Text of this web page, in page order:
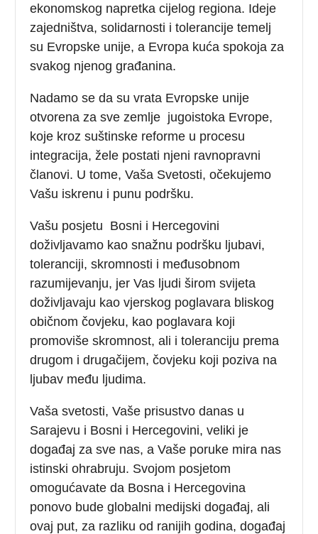
ekonomskog napretka cijelog regiona. Ideje
zajedništva, solidarnosti i tolerancije temelj
su Evropske unije, a Evropa kuća spokoja za
svakog njenog građanina.
Nadamo se da su vrata Evropske unije
otvorena za sve zemlje jugoistoka Evrope,
koje kroz suštinske reforme u procesu
integracija, žele postati njeni ravnopravni
članovi. U tome, Vaša Svetosti, očekujemo
Vašu iskrenu i punu podršku.
Vašu posjetu Bosni i Hercegovini
doživljavamo kao snažnu podršku ljubavi,
toleranciji, skromnosti i međusobnom
razumijevanju, jer Vas ljudi širom svijeta
doživljavaju kao vjerskog poglavara bliskog
običnom čovjeku, kao poglavara koji
promoviše skromnost, ali i toleranciju prema
drugom i drugačijem, čovjeku koji poziva na
ljubav među ljudima.
Vaša svetosti, Vaše prisustvo danas u
Sarajevu i Bosni i Hercegovini, veliki je
događaj za sve nas, a Vaše poruke mira nas
istinski ohrabruju. Svojom posjetom
omogućavate da Bosna i Hercegovina
ponovo bude globalni medijski događaj, ali
ovaj put, za razliku od ranijih godina, događaj